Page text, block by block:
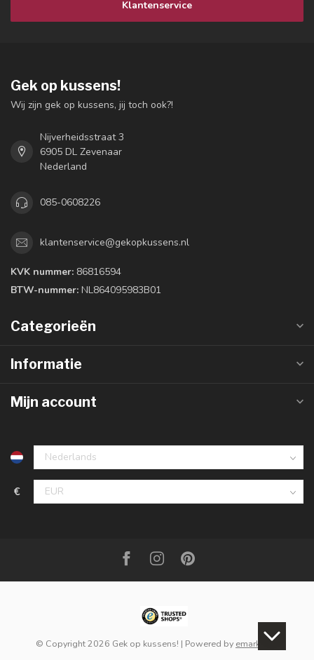
Klantenservice
Gek op kussens!
Wij zijn gek op kussens, jij toch ook?!
Nijverheidsstraat 3
6905 DL Zevenaar
Nederland
085-0608226
klantenservice@gekopkussens.nl
KVK nummer: 86816594
BTW-nummer: NL864095983B01
Categorieën
Informatie
Mijn account
€
© Copyright 2026 Gek op kussens! | Powered by emarkable